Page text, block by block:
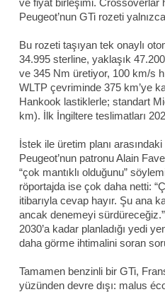
Peugeot’nun GTi rozeti
Bu rozeti taşıyan tek onaylı
34.995 sterline, yaklaşık
ve 345 Nm üretiyor, 100 km/s
WLTP çevriminde 375 km’ye
Hankook lastiklerle; standart
km). İlk İngiltere teslimatları
İstek ile üretim planı
Peugeot’nun patronu Alain
“çok mantıklı olduğunu”
röportajda ise çok daha netti:
itibarıyla cevap hayır. Şu ana
ancak denemeyi
2030’a kadar planladığı yedi
daha görme ihtimalini soran
Tamamen benzinli bir GTi,
yüzünden devre dışı: malus